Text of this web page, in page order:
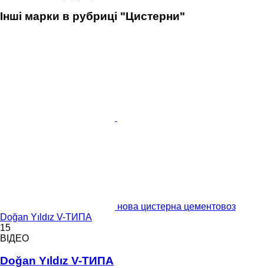
Інші марки в рубриці "Цистерни"
нова цистерна цементовоз
Doğan Yıldız V-ТИПА
15
ВІДЕО
Doğan Yıldız V-ТИПА